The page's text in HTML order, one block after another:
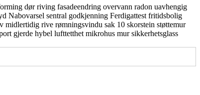
dørriving fasadeendring overvann radon uavhengig
Nabovarsel sentral godkjenning Ferdigattest fritidsbolig
midlertidig rive rømningsvindu sak 10 skorstein støttemur
gjerde hybel lufttetthet mikrohus mursikkerhetsglass